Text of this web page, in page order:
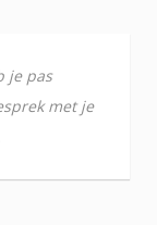
je pas
met je